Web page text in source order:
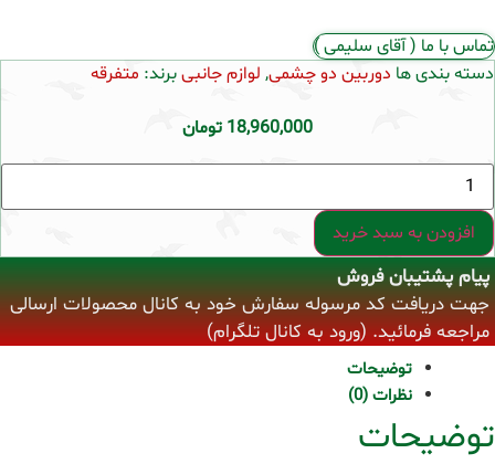
تماس با ما ( آقای سلیمی )
دسته بندی ها دوربین دو چشمی, لوازم جانبیبرند: متفرقه
18,960,000 تومان
دوربین
دوچشم
دوریس
42*10
عددافزودن به سبد خرید
پیام پشتیبان فروش
جهت دریافت کد مرسوله سفارش خود به کانال محصولات ارسالی
مراجعه فرمائید. (ورود به کانال تلگرام)
توضیحات
نظرات (0)
توضیحات